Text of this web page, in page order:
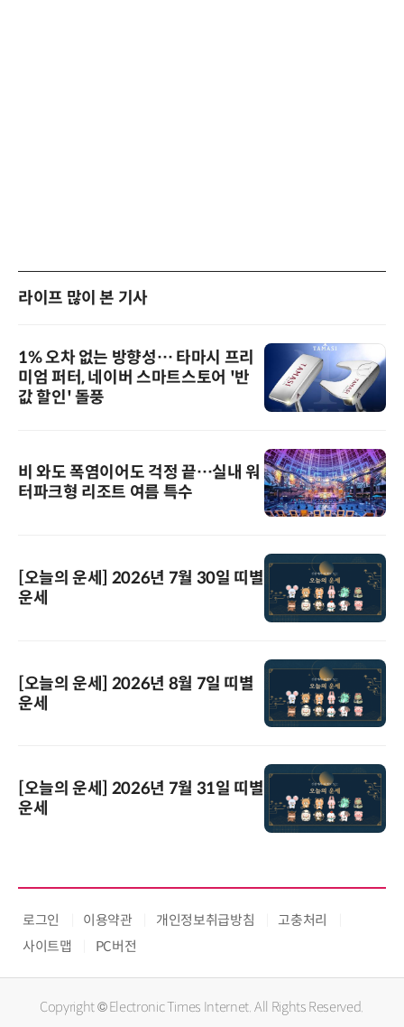
라이프 많이 본 기사
1% 오차 없는 방향성… 타마시 프리
미엄 퍼터, 네이버 스마트스토어 '반
값 할인' 돌풍
비 와도 폭염이어도 걱정 끝…실내 워
터파크형 리조트 여름 특수
[오늘의 운세] 2026년 7월 30일 띠별
운세
[오늘의 운세] 2026년 8월 7일 띠별
운세
[오늘의 운세] 2026년 7월 31일 띠별
운세
로그인 이용약관 개인정보취급방침
고충처리
사이트맵
PC버전
Copyright © Electronic Times Internet. All Rights Reserved.